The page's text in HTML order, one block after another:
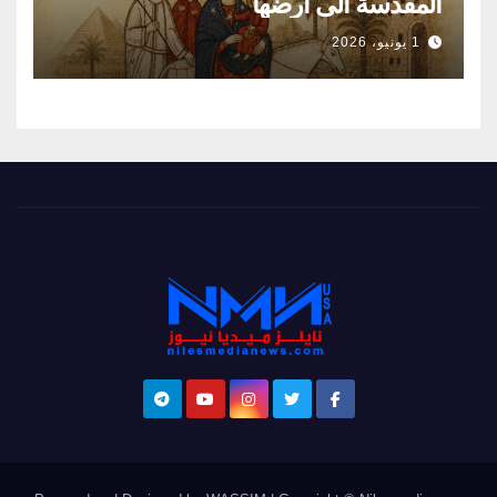
1 يونيو، 2026